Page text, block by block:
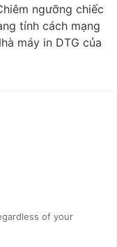
ngưỡng chiếc
tính cách mạng
máy in DTG của
of your